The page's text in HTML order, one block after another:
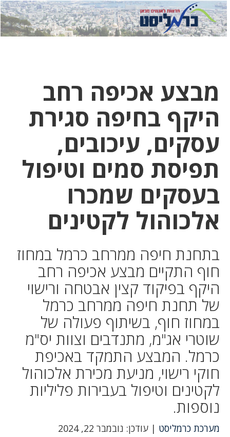
לחץ
כאן
לחץ
כדי
מבצע אכיפה רחב
היקף בחיפה סגירת
עסקים, עיכובים,
תפיסת סמים וטיפול
בעסקים שמכרו
אלכוהול לקטינים
בתחנת חיפה ממרחב כרמל במחוז
חוף התקיים מבצע אכיפה רחב
היקף בפיקוד קצין אבטחה ורישוי
של תחנת חיפה ממרחב כרמל
במחוז חוף, בשיתוף פעולה של
שוטרי אג"מ, מתנדבים וצוות יס"מ
כרמל. המבצע התמקד באכיפת
חוקי רישוי, מניעת מכירת אלכוהול
לקטינים וטיפול בעבירות פליליות
נוספות.
מערכת כרמליסט | עודכן: נובמבר 22, 2024